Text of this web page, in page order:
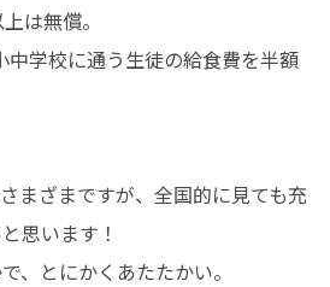
は無償。
中学校に通う生徒の給食費を半額
まざまですが、全国的に見ても充
思います！
、とにかくあたたかい。